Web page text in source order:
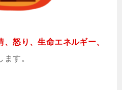
、怒り、生命エネルギー、
す。